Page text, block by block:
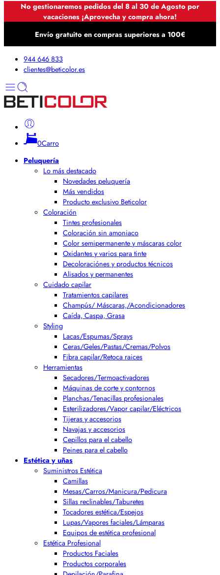
No gestionaremos pedidos del 8 al 30 de Agosto por
vacaciones ¡Aprovecha y compra ahora!
Envío gratuito en compras superiores a 100€
944 646 833
clientes@beticolor.es
0Carro
Peluquería
Lo más destacado
Novedades peluquería
Más vendidos
Producto exclusivo Beticolor
Coloración
Tintes profesionales
Coloración sin amoniaco
Color semipermanente y máscaras color
Oxidantes y varios para tinte
Decoloraciónes y productos técnicos
Alisados y permanentes
Cuidado capilar
Tratamientos capilares
Champús/ Máscaras,/Acondicionadores
Caída, Caspa, Grasa
Styling
Lacas/Espumas/Sprays
Ceras/Geles/Pastas/Cremas/Polvos
Fibra capilar/Retoca raices
Herramientas
Secadores/Termoactivadores
Máquinas de corte y contornos
Planchas/Tenacillas profesionales
Esterilizadores/Vapor capilar/Eléctricos
Tijeras y accesorios
Navajas y accesorios
Cepillos para el cabello
Peines para el cabello
Estética y uñas
Suministros Estética
Camillas
Mesas/Carros/Manicura/Pedicura
Sillas reclinables/Taburetes
Tocadores estética/Espejos
Lupas/Vapores faciales/Lámparas
Equipos de estética profesional
Estética Profesional
Productos Faciales
Productos corporales